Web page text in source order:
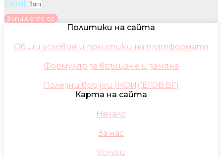
Email
Запишете се
Политики на сайта
Общи условия и политики на платформата
Формуляр за връщане и замяна
Полезни връзки (НОИ)(ЕГОВ.БГ)
Карта на сайта
Начало
За нас
Услуги